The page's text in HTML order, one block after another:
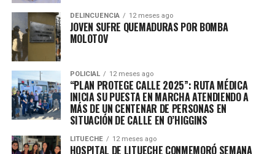
DELINCUENCIA 12 meses ago
JOVEN SUFRE QUEMADURAS POR BOMBA
MOLOTOV
POLICIAL 12 meses ago
“PLAN PROTEGE CALLE 2025”: RUTA MÉDICA
INICIA SU PUESTA EN MARCHA ATENDIENDO A
MÁS DE UN CENTENAR DE PERSONAS EN
SITUACIÓN DE CALLE EN O’HIGGINS
LITUECHE 12 meses ago
HOSPITAL DE LITUECHE CONMEMORÓ SEMANA